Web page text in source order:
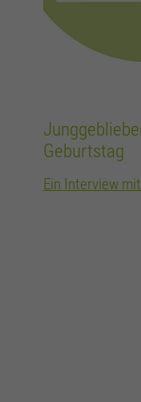
Geburtstag
Ein Interview